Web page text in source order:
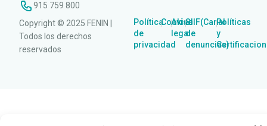
915 759 800
Copyright © 2025 FENIN |
Todos los derechos
reservados
Política
de
privacidad
|Cookies
|Aviso
legal
|SIIF(Canal
de
denuncias)
|Políticas
y